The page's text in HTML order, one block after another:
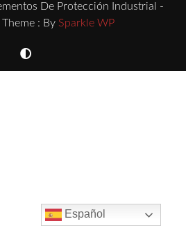
De Protección Industrial -
: By Sparkle WP
Español